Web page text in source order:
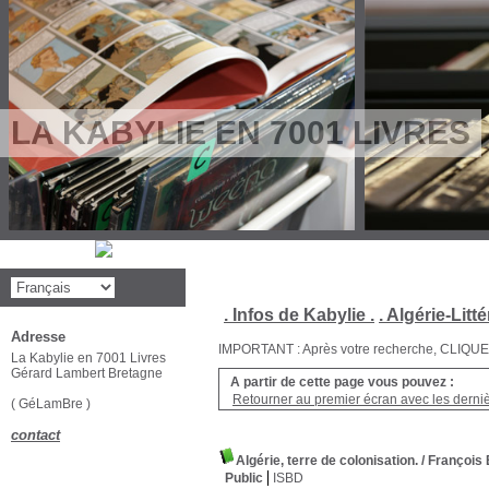
LA KABYLIE EN 7001 LIVRES
. Infos de Kabylie . . Algérie-
IMPORTANT : Après votre recherche,
A partir de cette page vous pouvez :
Retourner au premier écran avec les
Algérie, terre de colonisation. / François
Public
ISBD
Adresse
La Kabylie en 7001 Livres
Gérard Lambert Bretagne
( GéLamBre )
contact